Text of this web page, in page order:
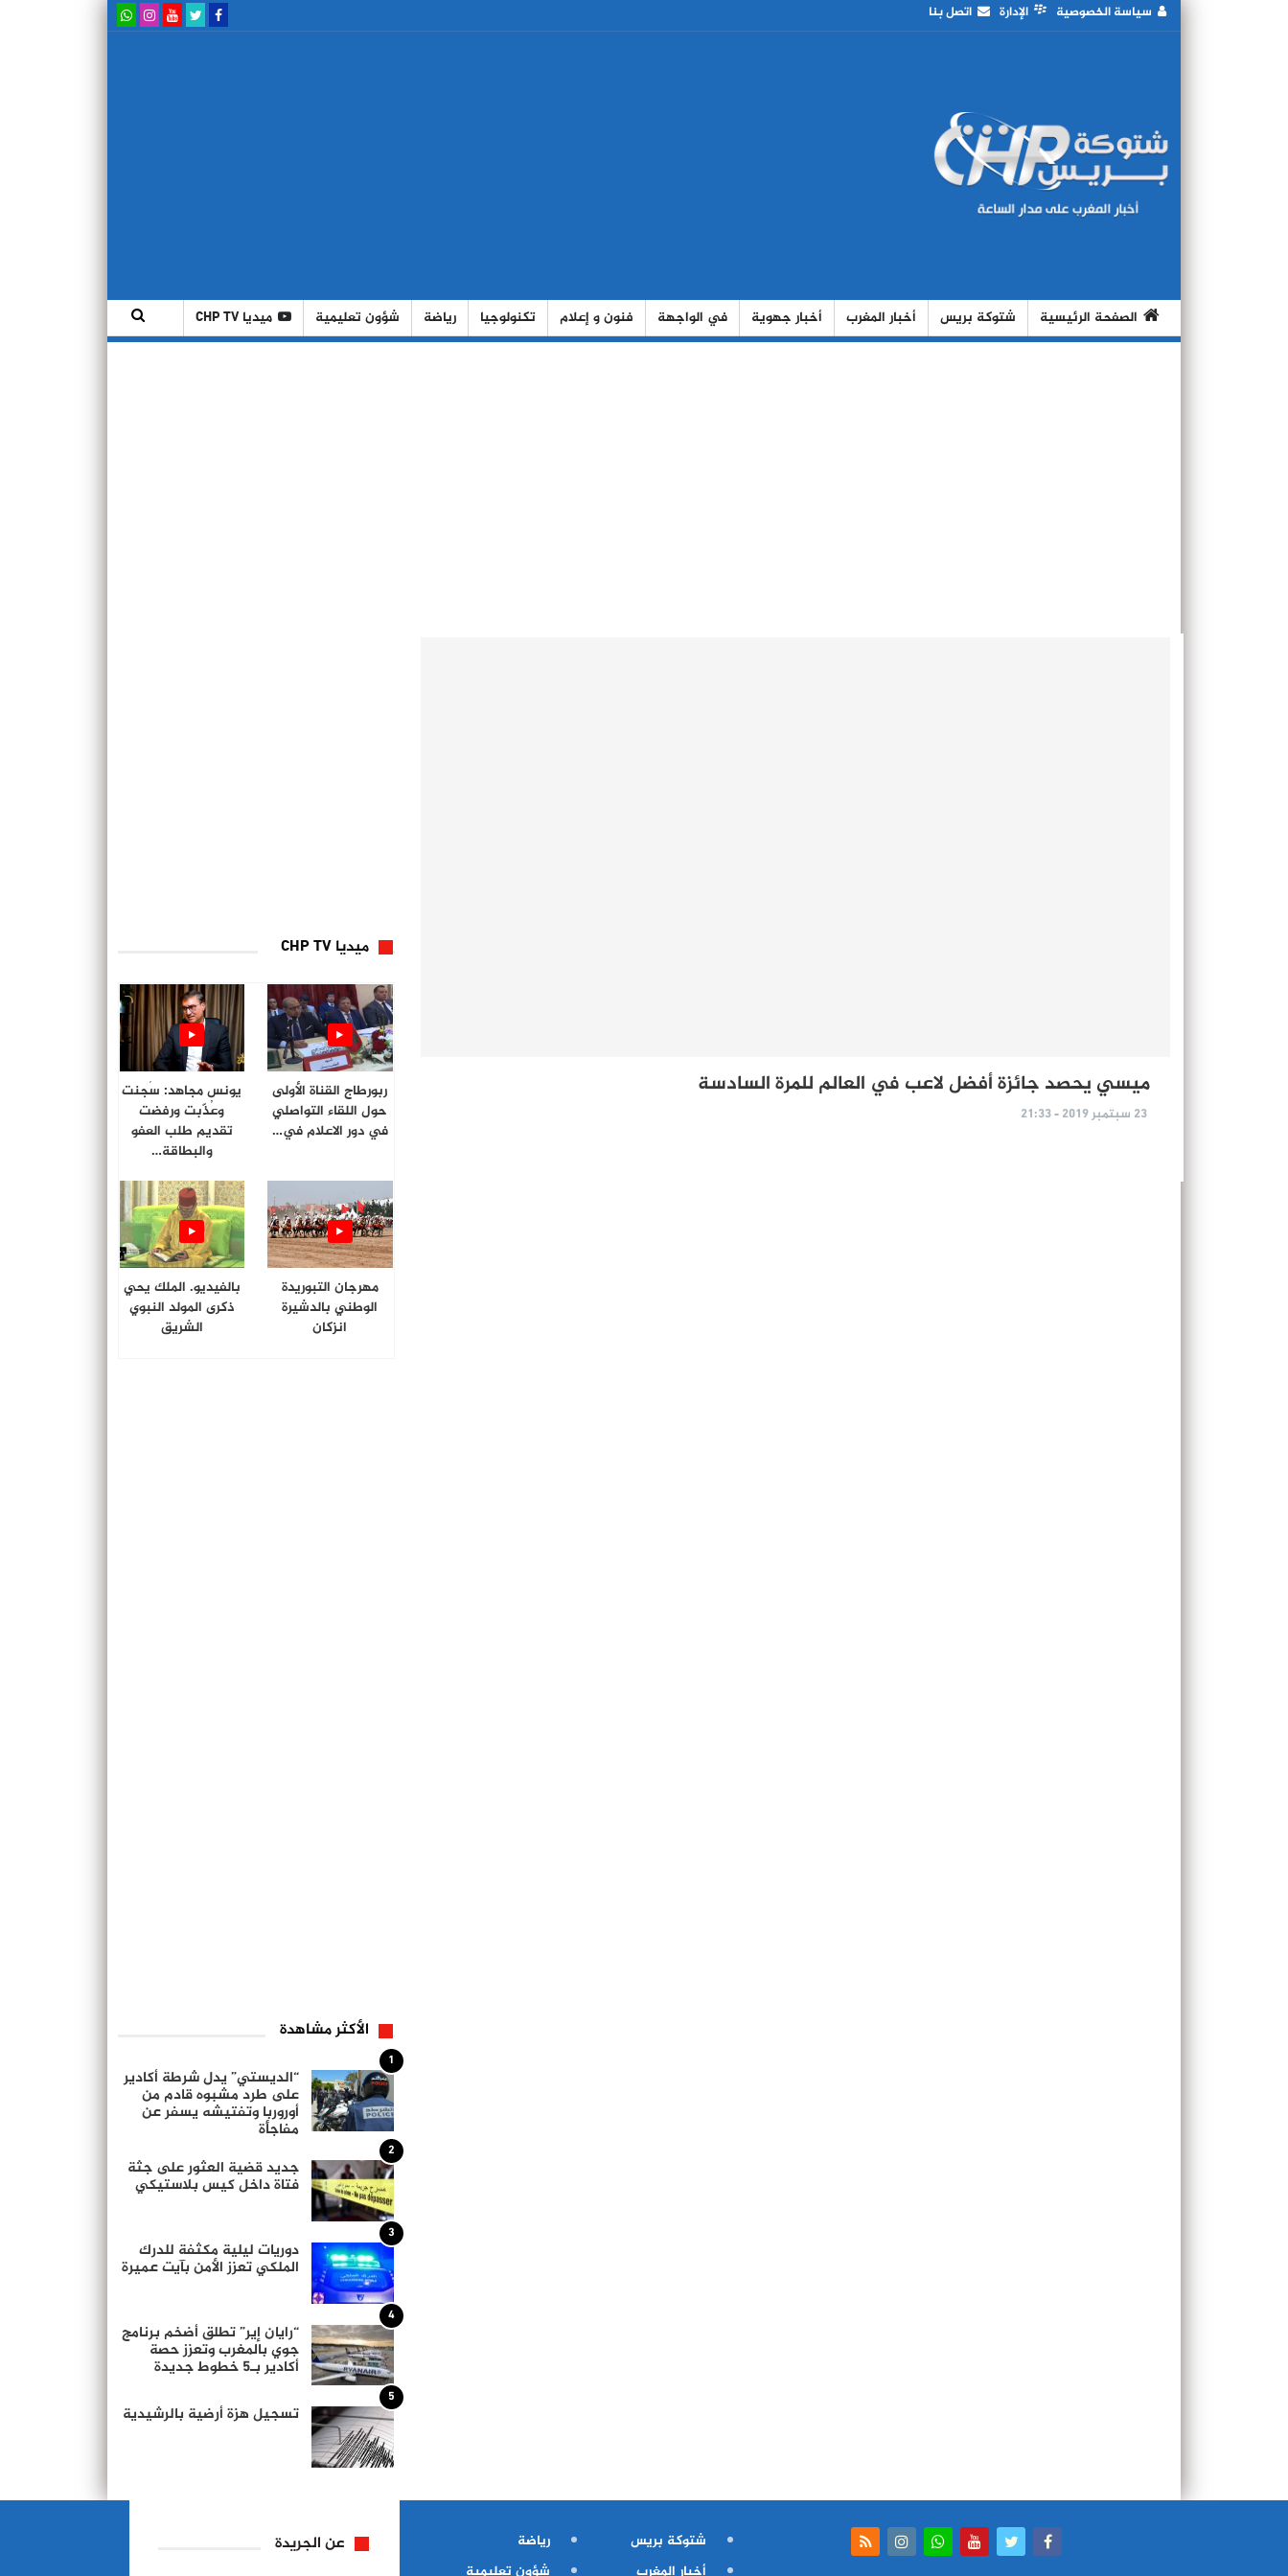
سياسة الخصوصية الإدارة اتصل بنا
الصفحة الرئيسية شتوكة بريس أخبار المغرب أخبار جهوية في الواجهة فنون و إعلام تكنولوجيا رياضة شؤون تعليمية ميديا CHP TV
ميسي يحصد جائزة أفضل لاعب في العالم للمرة السادسة
23 سبتمبر 2019 - 21:33
ميديا CHP TV
ربورطاج القناة الأولى
حول اللقاء التواصلي
في دور الاعلام في…
يونس مجاهد: سُجنت
وعُذّبت ورفضت
تقديم طلب العفو
والبطاقة…
مهرجان التبوريدة
الوطني بالدشيرة
انزكان
بالفيديو. الملك يحي
ذكرى المولد النبوي
الشريق
الأكثر مشاهدة
1
“الديستي” يدل شرطة أكادير
على طرد مشبوه قادم من
أوروربا وتفتيشه يسفر عن
مفاجأة
2
جديد قضية العثور على جثة
فتاة داخل كيس بلاستيكي
3
دوريات ليلية مكثفة للدرك
الملكي تعزز الأمن بآيت عميرة
4
“رايان إير” تطلق أضخم برنامج
جوي بالمغرب وتعزز حصة
أكادير بـ5 خطوط جديدة
5
تسجيل هزة أرضية بالرشيدية
شتوكة بريس
أخبار المغرب
رياضة
شؤون تعليمية
عن الجريدة